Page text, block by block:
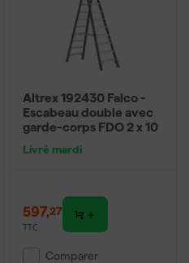
Altrex 192430 Falco -
Escabeau double avec
garde-corps FDO 2 x 10
Livré mardi
597,27
TTC
Comparer